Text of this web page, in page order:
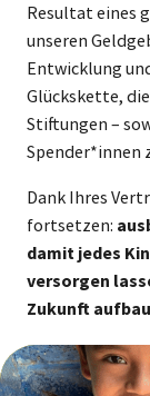
Resultat eines
unseren
Entwicklung
Glückskette,
Stiftungen –
Spender*innen
Dank Ihres
fortsetzen:
damit jedes
versorgen
Zukunft